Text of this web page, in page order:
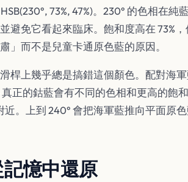
73%, 47%)。230° 的色相在
避免它看起來臨床。飽和度高在 73%
」而不是兒童卡通原色藍的原因。
桿上幾乎總是搞錯這個顏色。配對海
正的鈷藍會有不同的色相和更高的飽
近。上到 240° 會把海軍藍推向平面原
憶中還原